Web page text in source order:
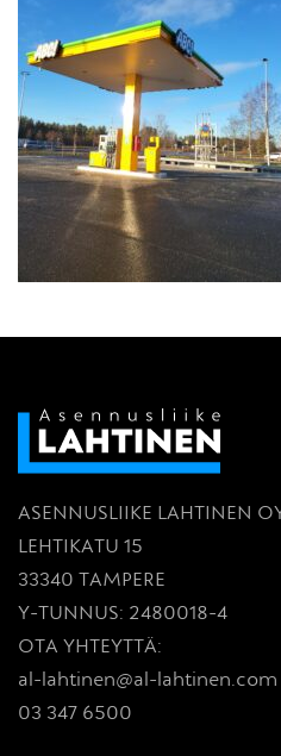
ASENNUSLIIKE LAHTINEN
LEHTIKATU 15
33340 TAMPERE
Y-TUNNUS: 2480018-4
OTA YHTEYTTÄ:
al-lahtinen@al-lahtinen.com
03 347 6500